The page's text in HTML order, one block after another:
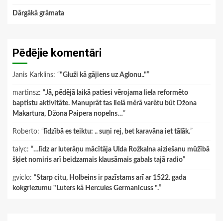
Dārgākā grāmata
Pēdējie komentāri
Janis Karklins: “"Gluži kā gājiens uz Aglonu.."”
martinsz: “Jā, pēdējā laikā patiesi vērojama liela reformēto
baptistu aktivitāte. Manuprāt tas lielā mērā varētu būt Džona
Makartura, Džona Paipera nopelns…”
Roberto: “ līdzībā es teiktu: .. suņi rej, bet karavāna iet tālāk.”
talyc: “…līdz ar luterāņu mācītāja Ulda Rožkalna aiziešanu mūžībā
šķiet nomiris arī beidzamais klausāmais gabals tajā radio”
gviclo: “Starp citu, Holbeins ir pazīstams arī ar 1522. gada
kokgriezumu "Luters kā Hercules Germanicuss ".”